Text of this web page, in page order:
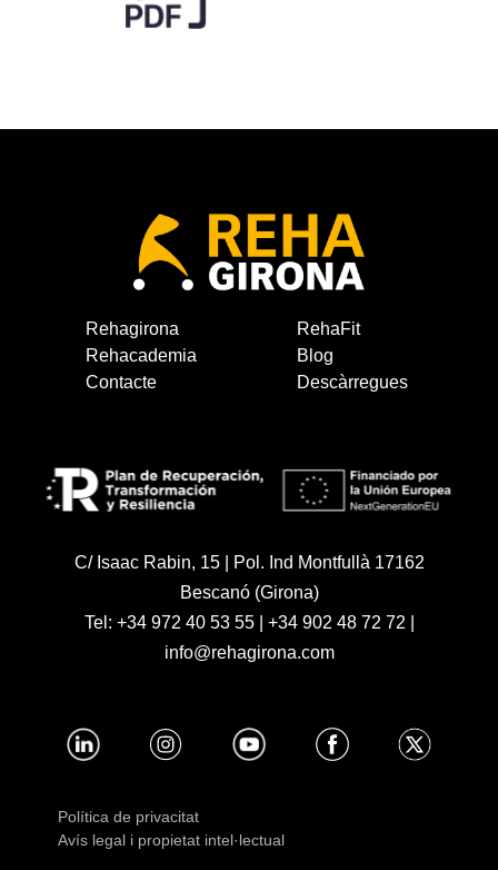
Rehagirona
RehaFit
Rehacademia
Blog
Contacte
Descàrregues
C/ Isaac Rabin, 15 | Pol. Ind Montfullà 17162
Bescanó (Girona)
Tel: +34 972 40 53 55| +34 902 48 72 72
info@rehagirona.com
Política de privacitat
Avís legal i propietat intel·lectual